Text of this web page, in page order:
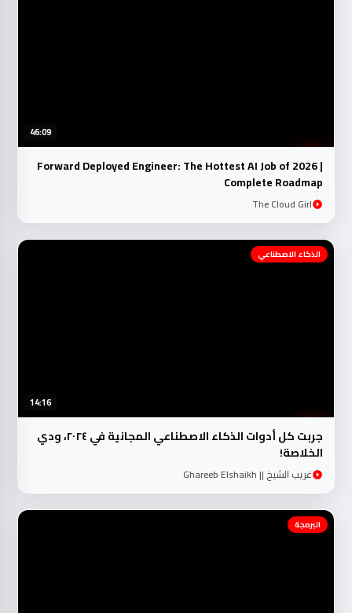
46:09
Forward Deployed Engineer: The Hottest AI Job of 2026 |
Complete Roadmap
The Cloud Girl
14:16
الذكاء الاصطناعي
جربت كل أدوات الذكاء الاصطناعي المجانية في ٢٠٢٤، ودي
الخلاصة!
غريب الشيخ || Ghareeb Elshaikh
البرمجة